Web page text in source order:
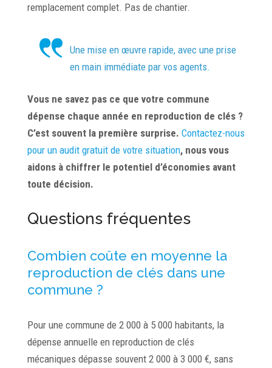
remplacement complet. Pas de chantier.
Une mise en œuvre rapide, avec une prise
en main immédiate par vos agents.
Vous ne savez pas ce que votre commune
dépense chaque année en reproduction de clés ?
C’est souvent la première surprise. Contactez-nous
pour un audit gratuit de votre situation, nous vous
aidons à chiffrer le potentiel d’économies avant
toute décision.
Questions fréquentes
Combien coûte en moyenne la
reproduction de clés dans une
commune ?
Pour une commune de 2 000 à 5 000 habitants, la
dépense annuelle en reproduction de clés
mécaniques dépasse souvent 2 000 à 3 000 €, sans